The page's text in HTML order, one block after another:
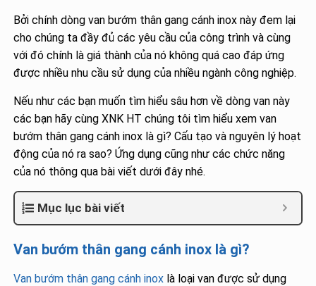
Bởi chính dòng van bướm thân gang cánh inox này đem lại
cho chúng ta đầy đủ các yêu cầu của công trình và cùng
với đó chính là giá thành của nó không quá cao đáp ứng
được nhiều nhu cầu sử dụng của nhiều ngành công nghiệp.
Nếu như các bạn muốn tìm hiểu sâu hơn về dòng van này
các bạn hãy cùng XNK HT chúng tôi tìm hiểu xem van
bướm thân gang cánh inox là gì? Cấu tạo và nguyên lý hoạt
động của nó ra sao? Ứng dụng cũng như các chức năng
của nó thông qua bài viết dưới đây nhé.
Mục lục bài viết
Van bướm thân gang cánh inox là gì?
Van bướm thân gang cánh inox là loại van được sử dụng